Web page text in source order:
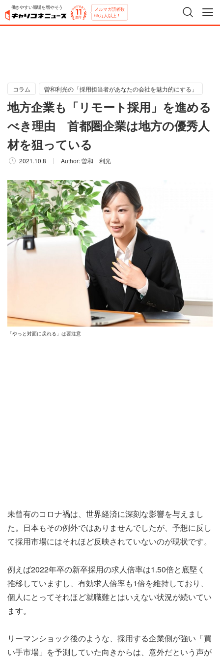
働きやすい職場を増やそう メルマガ読者数
65万人以上！
コラム 曽和利光の「採用担当者があなたの会社を魅力的にする」
地方企業も「リモート採用」を進める
べき理由 首都圏企業は地方の優秀人
材を狙っている
2021.10.8 Author:曽和 利光
「やっと対面に戻れる」は要注意
未曾有のコロナ禍は、世界経済に深刻な影響を与えまし
た。日本もその例外ではありませんでしたが、予想に反し
て採用市場にはそれほど反映されていないのが現状です。
例えば2022年卒の新卒採用の求人倍率は1.50倍と底堅く
推移していますし、有効求人倍率も1倍を維持しており、
個人にとってそれほど就職難とはいえない状況が続いてい
ます。
リーマンショック後のような、採用する企業側が強い「買
い手市場」を予測していた向きからは、意外だという声が